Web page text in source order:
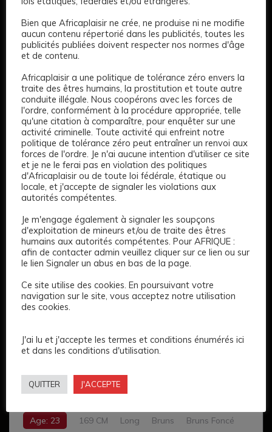
Hatte serrée
150 €
Age: 22 169 CM Long Bruns
Bruns Foncé
Cul serré
Naturel
Premium
150 €
Age: 23 169 CM Long Bruns
Bruns Foncé
Bien que Africaplaisir ne crée, ne produise ni ne modifie
aucun contenu répertorié dans les publicités, toutes les
publicités publiées doivent respecter nos normes d'âge
et de contenu.
Africaplaisir a une politique de tolérance zéro envers la
traite des êtres humains, la prostitution et toute autre
conduite illégale. Nous coopérons avec les forces de
l'ordre, conformément à la procédure appropriée, telle
qu'une citation à comparaître, pour enquêter sur une
activité criminelle. Toute activité qui enfreint notre
politique de tolérance zéro peut entraîner un renvoi aux
forces de l'ordre. Je n'ai aucune intention d'utiliser ce site
et je ne le ferai pas en violation des politiques
d'Africaplaisir ou de toute loi fédérale, étatique ou
locale, et j'accepte de signaler les violations aux
autorités compétentes.
Je m'engage également à signaler les soupçons
d'exploitation de mineurs et/ou de traite des êtres
humains aux autorités compétentes. Pour AFRIQUE :
afin de contacter admin veuillez cliquer sur ce lien ou sur
le lien Signaler un abus en bas de la page.
Ce site utilise des cookies. En poursuivant votre
navigation sur le site, vous acceptez notre utilisation
des cookies.
J'ai lu et j'accepte les termes et conditions énumérés ici
et dans les conditions d'utilisation.
QUITTER J'ACCEPTE